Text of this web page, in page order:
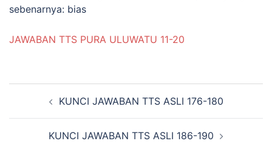
sebenarnya: bias
JAWABAN TTS PURA ULUWATU 11-20
Navigasi
Tulisan
KUNCI JAWABAN TTS ASLI 176-180
KUNCI JAWABAN TTS ASLI 186-190